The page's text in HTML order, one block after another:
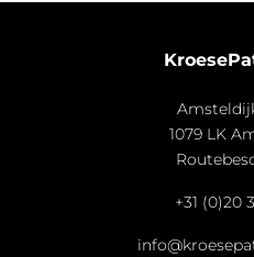
1079 LK
+31 (0)20